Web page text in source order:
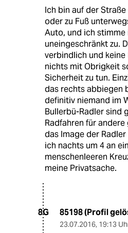
Ich bin auf der
oder zu Fuß
Auto, und ich stimme
uneingeschränkt zu.
verbindlich und
nichts mit Obrigkeit
Sicherheit zu tun.
das rechts abbiegen
definitiv niemand im
Bullerbü-Radler sind
Radfahren für
das Image der
ich nachts um 4 an
menschenleeren
meine Privatsache.
8G 85198 (Profil
23.07.2016, 19:13